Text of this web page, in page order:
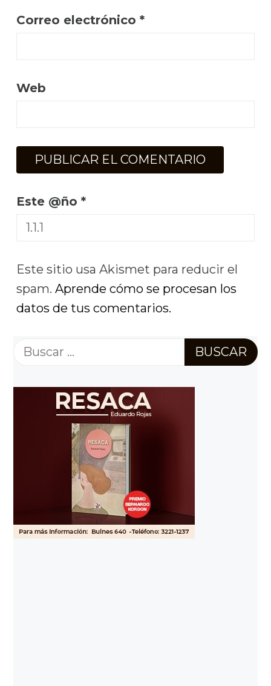
Correo electrónico *
Web
Este @ño *
Este sitio usa Akismet para reducir el
spam. Aprende cómo se procesan los
datos de tus comentarios.
Buscar: